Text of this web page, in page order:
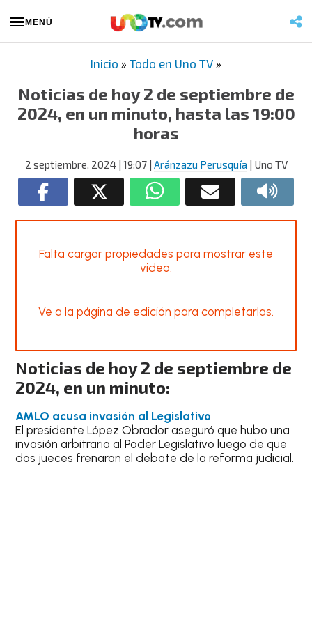
MENÚ
Inicio » Todo en Uno TV »
Noticias de hoy 2 de septiembre de
2024, en un minuto, hasta las 19:00
horas
2 septiembre, 2024| 19:07| Aránzazu Perusquía | Uno TV
Falta cargar propiedades para mostrar este
video.
Ve a la página de edición para completarlas.
Noticias de hoy 2 de septiembre de
2024, en un minuto:
AMLO acusa invasión al Legislativo
El presidente López Obrador aseguró que hubo una
invasión arbitraria al Poder Legislativo luego de que
dos jueces frenaran el debate de la reforma judicial.